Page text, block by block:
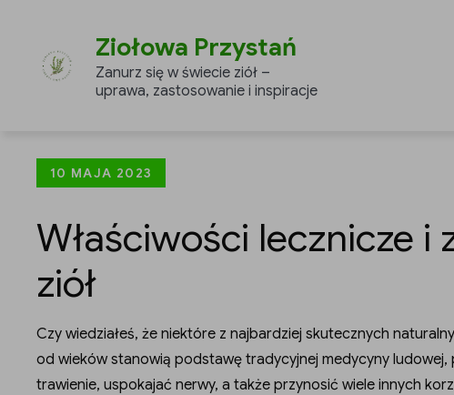
content
Ziołowa Przystań
Zanurz się w świecie ziół –
uprawa, zastosowanie i inspiracje
Posted
10 MAJA 2023
Właściwości lecznicze
ziół
Czy wiedziałeś, że niektóre z najbardziej skutecznych
od wieków stanowią podstawę tradycyjnej medycyny
trawienie, uspokajać nerwy, a także przynosić wiele innych